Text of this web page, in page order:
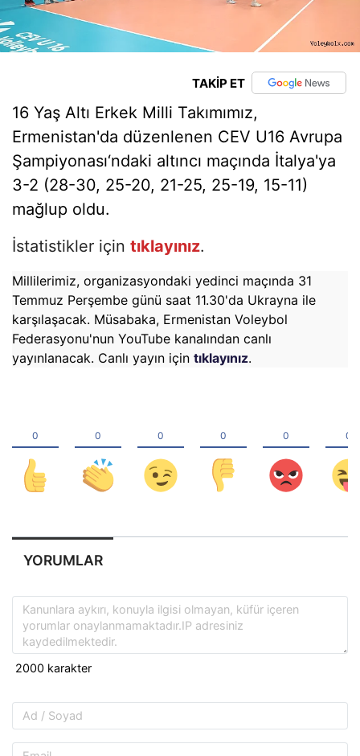
TAKİP ET
16 Yaş Altı Erkek Milli Takımımız,
Ermenistan'da düzenlenen CEV U16 Avrupa
Şampiyonası‘ndaki altıncı maçında İtalya'ya
3-2 (28-30, 25-20, 21-25, 25-19, 15-11)
mağlup oldu.
İstatistikler için tıklayınız.
Millilerimiz, organizasyondaki yedinci maçında 31
Temmuz Perşembe günü saat 11.30'da Ukrayna ile
karşılaşacak. Müsabaka, Ermenistan Voleybol
Federasyonu'nun YouTube kanalından canlı
yayınlanacak. Canlı yayın için tıklayınız.
YORUMLAR